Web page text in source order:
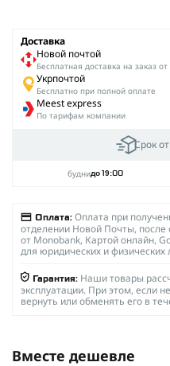
Доставка
Новой почтой
Беcплатная доставка на заказ
Укрпочтой
Бесплатно при полной оплате
Meest express
По тарифам компании
Срок
буднидо 19:00
Оплата: Оплата при
отделении Новой Почты, после
от Monobank, Картой онлайн,
для юридических и физических
Гарантия: Наши товары
эксплуатации. При этом, если
вернуть или обменять его в
Вместе дешевле